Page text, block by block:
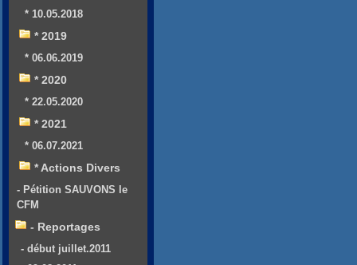
* 10.05.2018
* 2019
* 06.06.2019
* 2020
* 22.05.2020
* 2021
* 06.07.2021
* Actions Divers
- Pétition SAUVONS le
CFM
- Reportages
- début juillet.2011